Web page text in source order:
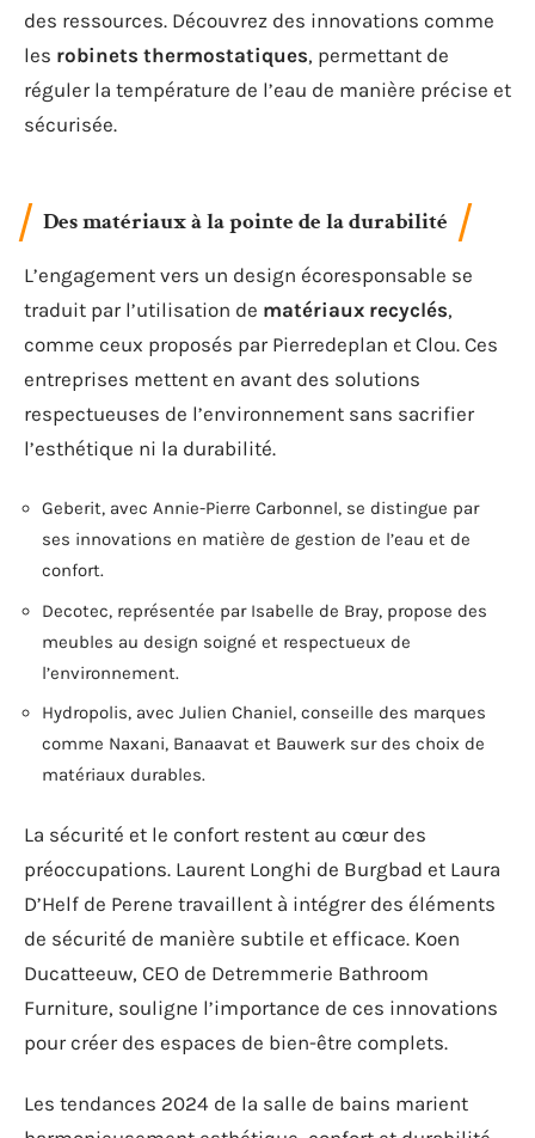
des ressources. Découvrez des innovations comme
les robinets thermostatiques, permettant de
réguler la température de l’eau de manière précise et
sécurisée.
Des matériaux à la pointe de la durabilité
L’engagement vers un design écoresponsable se
traduit par l’utilisation de matériaux recyclés,
comme ceux proposés par Pierredeplan et Clou. Ces
entreprises mettent en avant des solutions
respectueuses de l’environnement sans sacrifier
l’esthétique ni la durabilité.
Geberit, avec Annie-Pierre Carbonnel, se distingue par
ses innovations en matière de gestion de l’eau et de
confort.
Decotec, représentée par Isabelle de Bray, propose des
meubles au design soigné et respectueux de
l’environnement.
Hydropolis, avec Julien Chaniel, conseille des marques
comme Naxani, Banaavat et Bauwerk sur des choix de
matériaux durables.
La sécurité et le confort restent au cœur des
préoccupations. Laurent Longhi de Burgbad et Laura
D’Helf de Perene travaillent à intégrer des éléments
de sécurité de manière subtile et efficace. Koen
Ducatteeuw, CEO de Detremmerie Bathroom
Furniture, souligne l’importance de ces innovations
pour créer des espaces de bien-être complets.
Les tendances 2024 de la salle de bains marient